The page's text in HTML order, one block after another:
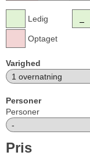
Ledig
Optaget
Varighed
Personer
Personer
Pris